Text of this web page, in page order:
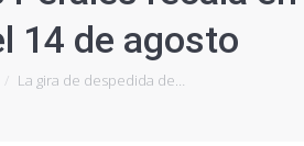
14 de agosto
La gira de despedida de…